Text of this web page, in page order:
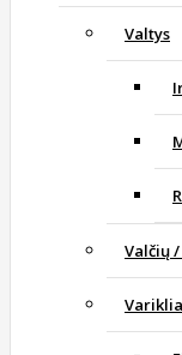
Valtys
Valčių